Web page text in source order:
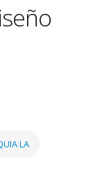
LA